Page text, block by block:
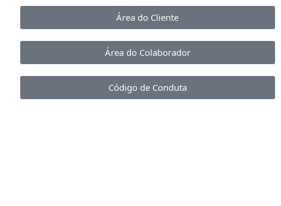
Área do Cliente
Área do Colaborador
Código de Conduta